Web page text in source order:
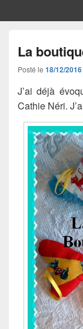
La
Posté le 18/12/2016
J’ai déjà
Cathie Néri.